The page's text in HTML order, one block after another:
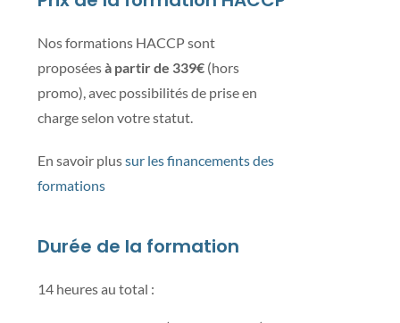
Nos formations HACCP sont
proposéesà partir de 339€ (hors
promo), avec possibilités de prise en
charge selon votre statut.
En savoir plussur les financements des
formations
Durée de la formation
14 heures au total :